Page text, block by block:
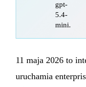
gpt-
5.4-
mini.
11 maja 2026 to
uruchamia